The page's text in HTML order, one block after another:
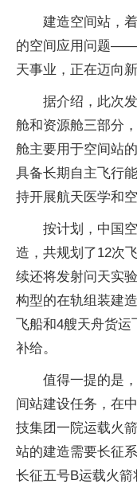
建造空间站，
的空间应用问题——
天事业，正在迈向
据介绍，此次
舱和资源舱三部分
舱主要用于空间站
具备长期自主飞行
持开展航天医学和
按计划，中国
造，共规划了12次
续还将发射问天实
构型的在轨组装建
飞船和4艘天舟货运
补给。
值得一提的是
间站建设任务，在
技集团一院运载火
站的建造需要长征
长征五号B运载火